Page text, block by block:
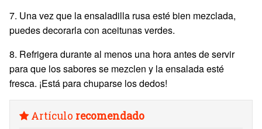
7. Una vez que la ensaladilla rusa esté bien mezclada,
puedes decorarla con aceitunas verdes.
8. Refrigera durante al menos una hora antes de servir
para que los sabores se mezclen y la ensalada esté
fresca. ¡Está para chuparse los dedos!
Artículo recomendado